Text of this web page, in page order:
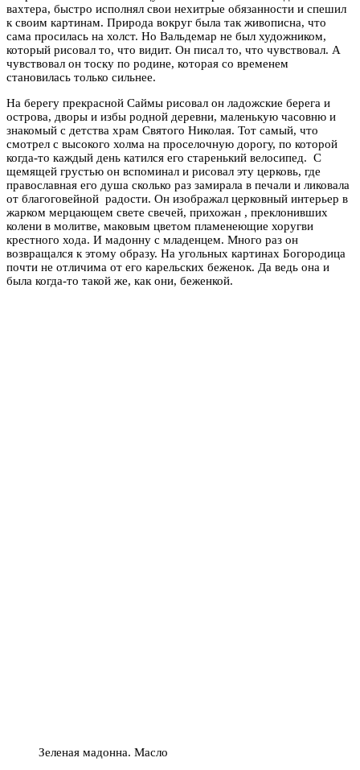
вахтера, быстро исполнял свои нехитрые обязанности и спешил
к своим картинам. Природа вокруг была так живописна, что
сама просилась на холст. Но Вальдемар не был художником,
который рисовал то, что видит. Он писал то, что чувствовал. А
чувствовал он тоску по родине, которая со временем
становилась только сильнее.
На берегу прекрасной Саймы рисовал он ладожские берега и
острова, дворы и избы родной деревни, маленькую часовню и
знакомый с детства храм Святого Николая. Тот самый, что
смотрел с высокого холма на проселочную дорогу, по которой
когда-то каждый день катился его старенький велосипед. С
щемящей грустью он вспоминал и рисовал эту церковь, где
православная его душа сколько раз замирала в печали и ликовала
от благоговейной радости. Он изображал церковный интерьер в
жарком мерцающем свете свечей, прихожан , преклонивших
колени в молитве, маковым цветом пламенеющие хоругви
крестного хода. И мадонну с младенцем. Много раз он
возвращался к этому образу. На угольных картинах Богородица
почти не отличима от его карельских беженок. Да ведь она и
была когда-то такой же, как они, беженкой.
Зеленая мадонна. Масло